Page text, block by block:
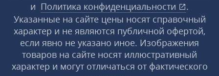
и Политика конфиденциальности
.
Указанные на сайте цены носят справочный
характер и не являются публичной офертой,
если явно не указано иное. Изображения
товаров на сайте носят иллюстративный
характер и могут отличаться от фактического